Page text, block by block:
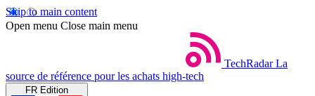
Skip to main content
Open menu Close main menu
TechRadar La
source de référence pour les achats high-tech
FR Edition